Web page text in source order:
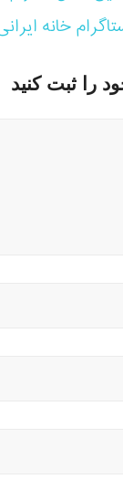
خانه
را ثبت کنید